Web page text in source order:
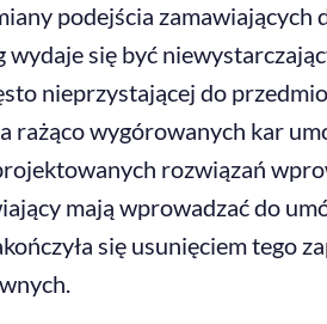
podejścia zamawiających
się być
nieprzystającej do
rażąco wygórowanych kar
rozwiązań
mają wprowadzać do
się usunięciem tego